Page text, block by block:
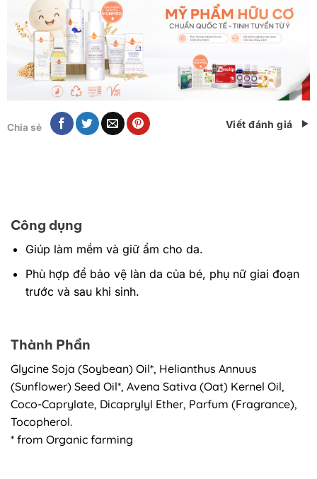
Chia sẻ Viết đánh giá
Công dụng
Giúp làm mềm và giữ ẩm cho da.
Phù hợp để bảo vệ làn da của bé, phụ nữ giai đoạn
trước và sau khi sinh.
Thành Phần
Glycine Soja (Soybean) Oil*, Helianthus Annuus
(Sunflower) Seed Oil*, Avena Sativa (Oat) Kernel Oil,
Coco-Caprylate, Dicaprylyl Ether, Parfum (Fragrance),
Tocopherol.
* from Organic farming